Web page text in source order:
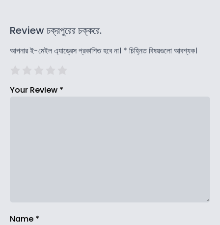
Review চক্রপুরের চক্করে.
আপনার ই-মেইল এ্যাড্রেস প্রকাশিত হবে না। * চিহ্নিত বিষয়গুলো আবশ্যক।
Your Review *
Name *